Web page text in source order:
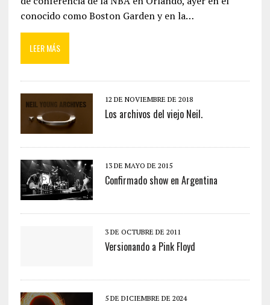
conocido como Boston Garden y en la…
LEER MÁS
12 DE NOVIEMBRE DE 2018
Los archivos del viejo Neil.
13 DE MAYO DE 2015
Confirmado show en Argentina
3 DE OCTUBRE DE 2011
Versionando a Pink Floyd
5 DE DICIEMBRE DE 2024